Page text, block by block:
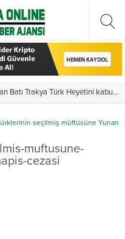
Türkiye Cumhurbaşkanı Erdoğan Batı Trakya Türk Heyetini kabul etti
seçilmiş müftüsüne Yunan
muftusune-
cezasi